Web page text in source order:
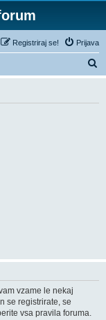
Prijava
Registriraj se!
s
vzame le nekaj
se registrirate, se
vsa pravila foruma.